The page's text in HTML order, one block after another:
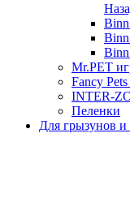
Binn
Binn
Binn
Mr.PET
Fancy
INTER-
Пеленки
Для грызунов и